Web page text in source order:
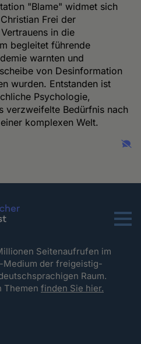
"Blame" widmet sich
Frei der
in die
begleitet führende
warnten und
von Desinformation
wurden. Entstanden ist
Psychologie,
verzweifelte Bedürfnis nach
komplexen Welt.
Menu
Seitenaufrufen im
Medium der freigeistig-
Raum.
Themenfinden Sie hier.